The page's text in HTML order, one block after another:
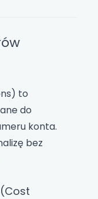
to
do
konta.
bez